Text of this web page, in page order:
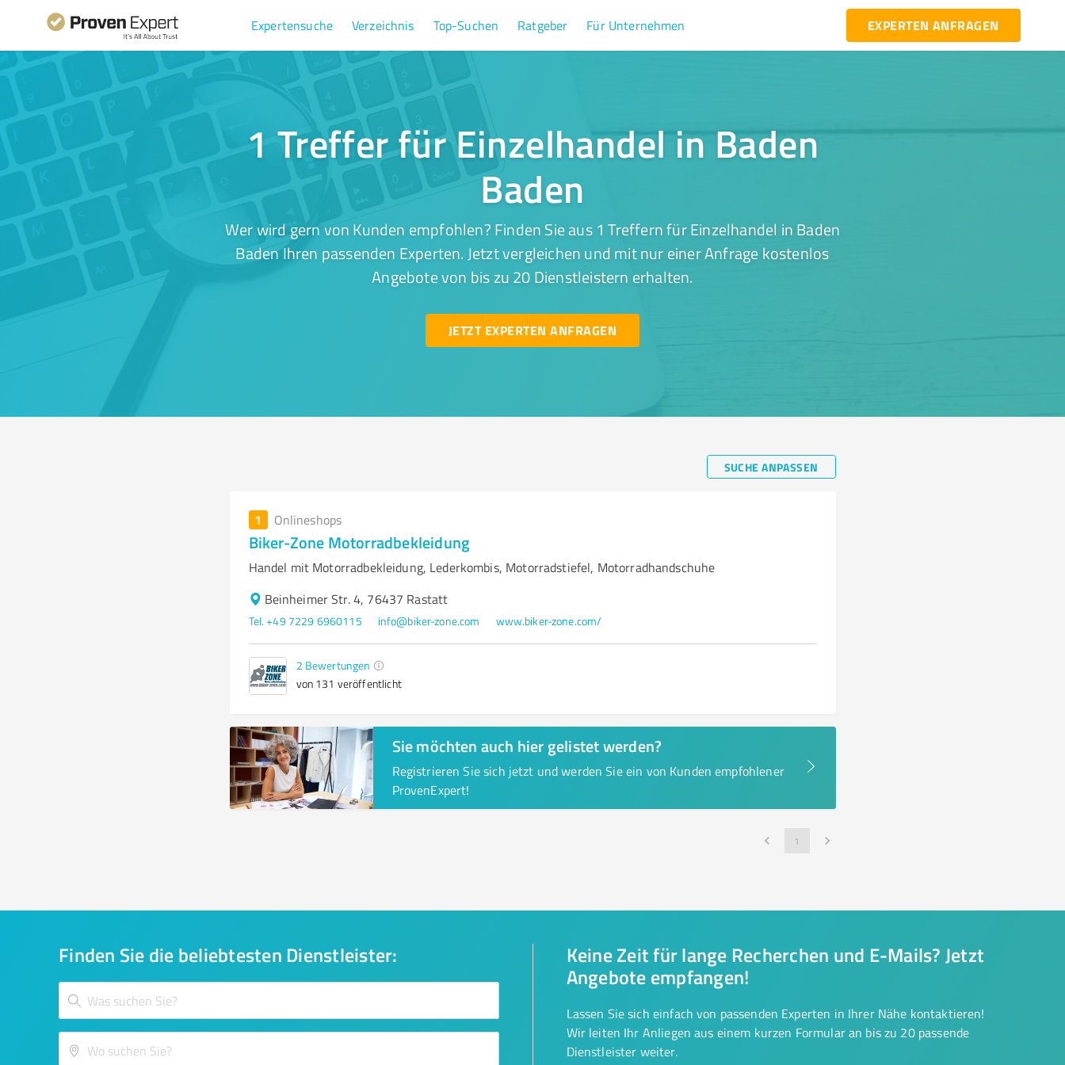
Expertensuche Verzeichnis Top-Suchen Ratgeber Für Unternehmen EXPERTEN ANFRAGEN
1 Treffer für Einzelhandel in Baden
Baden
Wer wird gern von Kunden empfohlen? Finden Sie aus 1 Treffern für Einzelhandel in Baden
Baden Ihren passenden Experten. Jetzt vergleichen und mit nur einer Anfrage kostenlos
Angebote von bis zu 20 Dienstleistern erhalten.
JETZT EXPERTEN ANFRAGEN
SUCHE ANPASSEN
1 Onlineshops
Biker-Zone Motorradbekleidung
Handel mit Motorradbekleidung, Lederkombis, Motorradstiefel, Motorradhandschuhe
Beinheimer Str. 4, 76437 Rastatt
Tel. +49 7229 6960115 info@biker-zone.com www.biker-zone.com/
2 Bewertungen
von 131 veröffentlicht
Sie möchten auch hier gelistet werden?
Registrieren Sie sich jetzt und werden Sie ein von Kunden empfohlener
ProvenExpert!
1
Finden Sie die beliebtesten Dienstleister:
Keine Zeit für lange Recherchen und E-Mails? Jetzt
Angebote empfangen!
Lassen Sie sich einfach von passenden Experten in Ihrer Nähe kontaktieren!
Wir leiten Ihr Anliegen aus einem kurzen Formular an bis zu 20 passende
Dienstleister weiter.